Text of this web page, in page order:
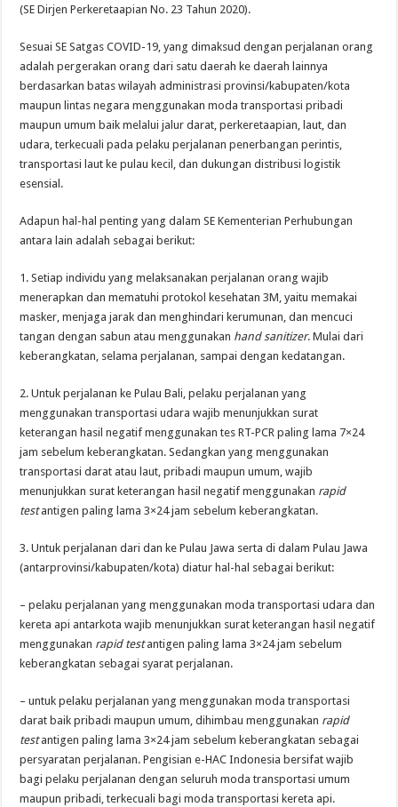
(SE Dirjen Perkeretaapian No. 23 Tahun 2020).
Sesuai SE Satgas COVID-19, yang dimaksud dengan perjalanan orang
adalah pergerakan orang dari satu daerah ke daerah lainnya
berdasarkan batas wilayah administrasi provinsi/kabupaten/kota
maupun lintas negara menggunakan moda transportasi pribadi
maupun umum baik melalui jalur darat, perkeretaapian, laut, dan
udara, terkecuali pada pelaku perjalanan penerbangan perintis,
transportasi laut ke pulau kecil, dan dukungan distribusi logistik
esensial.
Adapun hal-hal penting yang dalam SE Kementerian Perhubungan
antara lain adalah sebagai berikut:
1. Setiap individu yang melaksanakan perjalanan orang wajib
menerapkan dan mematuhi protokol kesehatan 3M, yaitu memakai
masker, menjaga jarak dan menghindari kerumunan, dan mencuci
tangan dengan sabun atau menggunakan hand sanitizer. Mulai dari
keberangkatan, selama perjalanan, sampai dengan kedatangan.
2. Untuk perjalanan ke Pulau Bali, pelaku perjalanan yang
menggunakan transportasi udara wajib menunjukkan surat
keterangan hasil negatif menggunakan tes RT-PCR paling lama 7×24
jam sebelum keberangkatan. Sedangkan yang menggunakan
transportasi darat atau laut, pribadi maupun umum, wajib
menunjukkan surat keterangan hasil negatif menggunakan rapid
testantigen paling lama 3×24 jam sebelum keberangkatan.
3. Untuk perjalanan dari dan ke Pulau Jawa serta di dalam Pulau Jawa
(antarprovinsi/kabupaten/kota) diatur hal-hal sebagai berikut:
– pelaku perjalanan yang menggunakan moda transportasi udara dan
kereta api antarkota wajib menunjukkan surat keterangan hasil negatif
menggunakan rapid testantigen paling lama 3×24 jam sebelum
keberangkatan sebagai syarat perjalanan.
– untuk pelaku perjalanan yang menggunakan moda transportasi
darat baik pribadi maupun umum, dihimbau menggunakan rapid
testantigen paling lama 3×24 jam sebelum keberangkatan sebagai
persyaratan perjalanan. Pengisian e-HAC Indonesia bersifat wajib
bagi pelaku perjalanan dengan seluruh moda transportasi umum
maupun pribadi, terkecuali bagi moda transportasi kereta api.